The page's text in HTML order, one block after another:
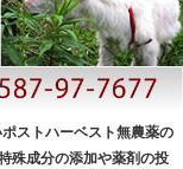
ストハーベスト無農薬の
殊成分の添加や薬剤の投